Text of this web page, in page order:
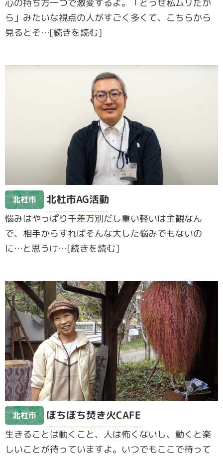
心の持ち方一つで激変するよ。「どうせ私ムリだか
ら」みたいな視点の人がすごく多くて、こちらから
見るとそ…[続きを読む]
北杜市 北杜市AG活動
悩みはやっぱり千差万別だし重い軽いは主観なん
で、相手からすればそんな大した悩みでもないの
に…と思うけ…[続きを読む]
北杜市 ぼちぼち焚き火CAFE
生きることは動くこと、人は怖くないし、動くと楽
しいことが待っていますよ。いつでもここで待って